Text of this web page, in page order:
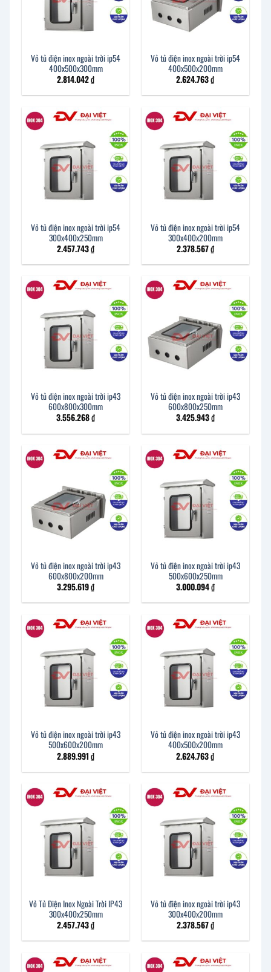
Vỏ tủ điện inox ngoài trời ip54
400x500x300mm
2.814.042₫
Vỏ tủ điện inox ngoài trời ip54
400x500x200mm
2.624.763₫
Vỏ tủ điện inox ngoài trời ip54
300x400x250mm
2.457.743₫
Vỏ tủ điện inox ngoài trời ip54
300x400x200mm
2.378.567₫
Vỏ tủ điện inox ngoài trời ip43
600x800x300mm
3.556.268₫
Vỏ tủ điện inox ngoài trời ip43
600x800x250mm
3.425.943₫
Vỏ tủ điện inox ngoài trời ip43
600x800x200mm
3.295.619₫
Vỏ tủ điện inox ngoài trời ip43
500x600x250mm
3.000.094₫
Vỏ tủ điện inox ngoài trời ip43
500x600x200mm
2.889.991 ₫
Vỏ tủ điện inox ngoài trời ip43
400x500x200mm
2.624.763₫
Vỏ Tủ Điện Inox Ngoài Trời IP43
300x400x250mm
2.457.743₫
Vỏ tủ điện inox ngoài trời ip43
300x400x200mm
2.378.567₫